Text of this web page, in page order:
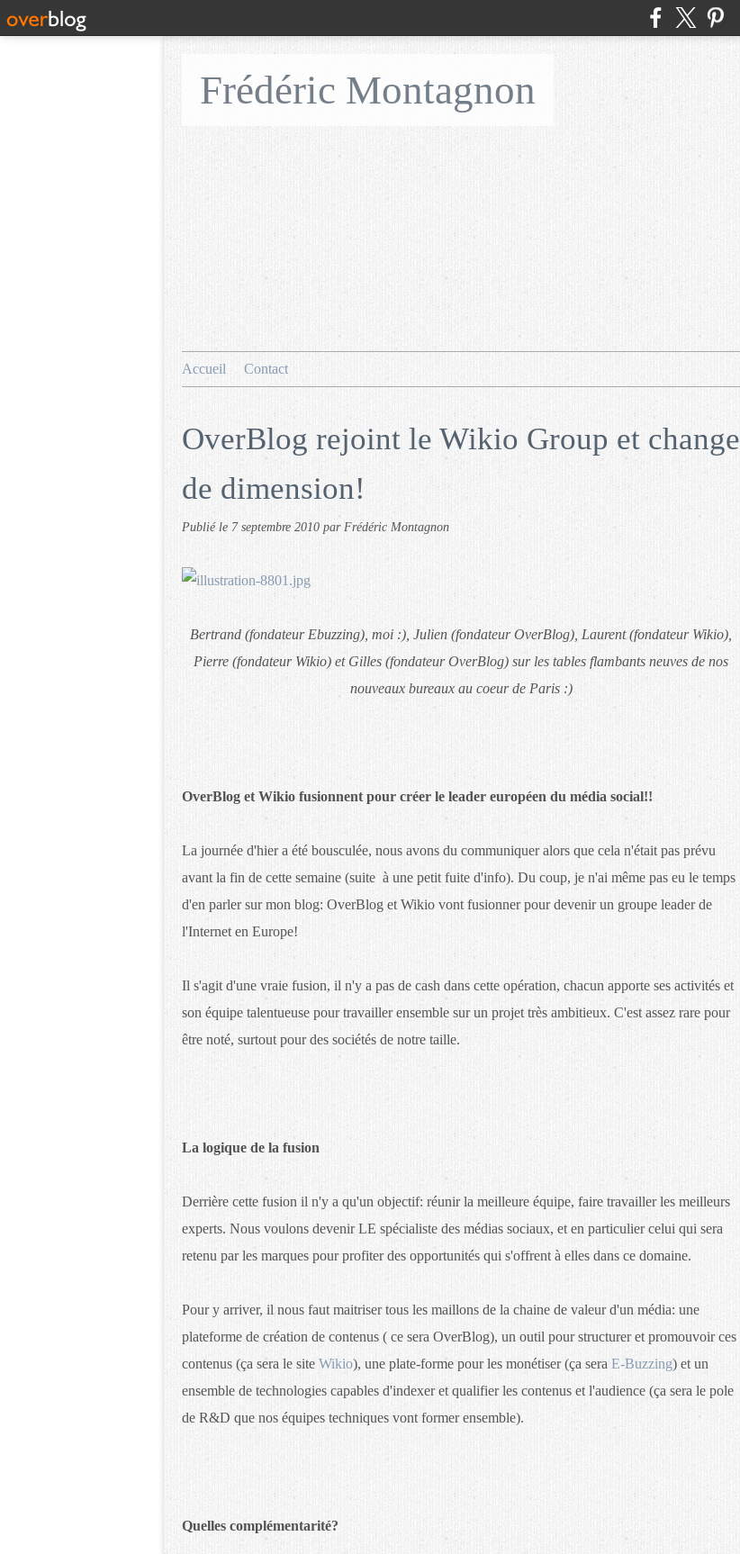
Frédéric Montagnon
Accueil Contact
OverBlog rejoint le Wikio Group et change
de dimension!
Publié le 7 septembre 2010 par Frédéric Montagnon
Bertrand (fondateur Ebuzzing), moi :), Julien (fondateur OverBlog), Laurent (fondateur Wikio),
Pierre (fondateur Wikio) et Gilles (fondateur OverBlog) sur les tables flambants neuves de nos
nouveaux bureaux au coeur de Paris :)
OverBlog et Wikio fusionnent pour créer le leader européen du média social!!
La journée d'hier a été bousculée, nous avons du communiquer alors que cela n'était pas prévu
avant la fin de cette semaine (suite à une petit fuite d'info). Du coup, je n'ai même pas eu le temps
d'en parler sur mon blog: OverBlog et Wikio vont fusionner pour devenir un groupe leader de
l'Internet en Europe!
Il s'agit d'une vraie fusion, il n'y a pas de cash dans cette opération, chacun apporte ses activités et
son équipe talentueuse pour travailler ensemble sur un projet très ambitieux. C'est assez rare pour
être noté, surtout pour des sociétés de notre taille.
La logique de la fusion
Derrière cette fusion il n'y a qu'un objectif: réunir la meilleure équipe, faire travailler les meilleurs
experts. Nous voulons devenir LE spécialiste des médias sociaux, et en particulier celui qui sera
retenu par les marques pour profiter des opportunités qui s'offrent à elles dans ce domaine.
Pour y arriver, il nous faut maitriser tous les maillons de la chaine de valeur d'un média: une
plateforme de création de contenus ( ce sera OverBlog), un outil pour structurer et promouvoir ces
contenus (ça sera le site Wikio), une plate-forme pour les monétiser (ça sera E-Buzzing) et un
ensemble de technologies capables d'indexer et qualifier les contenus et l'audience (ça sera le pole
de R&D que nos équipes techniques vont former ensemble).
Quelles complémentarité?